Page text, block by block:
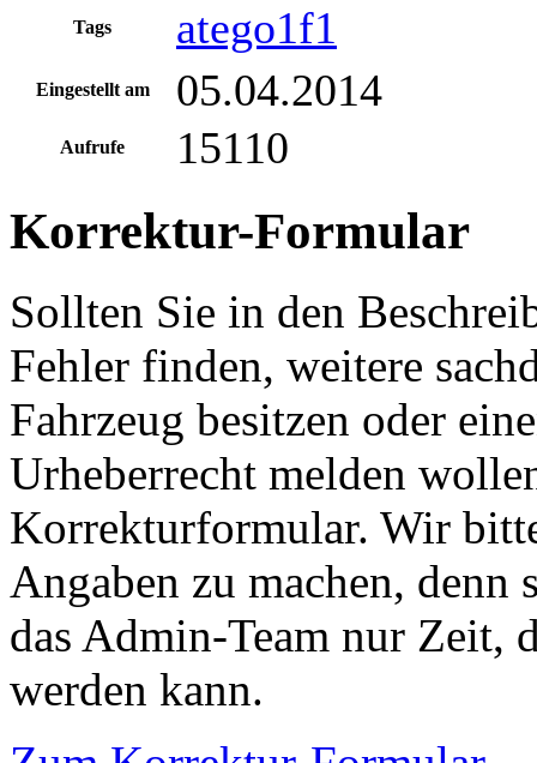
Tags atego1f1
Eingestellt am 05.04.2014
Aufrufe 15110
Korrektur-Formular
Sollten Sie in den
Fehler finden, weitere
Fahrzeug besitzen oder
Urheberrecht melden
Korrekturformular. Wir
Angaben zu machen,
das Admin-Team nur Zeit,
werden kann.